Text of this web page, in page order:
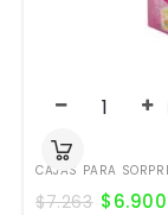
CAJAS PARA
$7.263 $6.900